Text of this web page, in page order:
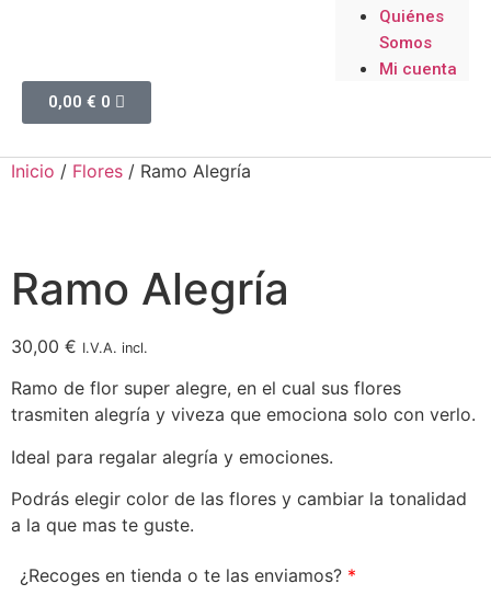
Quiénes
Somos
Mi cuenta
0,00 € 0
Inicio / Flores / Ramo Alegría
Ramo Alegría
30,00 € I.V.A. incl.
Ramo de flor super alegre, en el cual sus flores
trasmiten alegría y viveza que emociona solo con verlo.
Ideal para regalar alegría y emociones.
Podrás elegir color de las flores y cambiar la tonalidad
a la que mas te guste.
¿Recoges en tienda o te las enviamos? *